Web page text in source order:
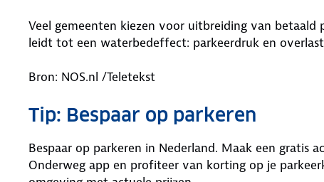
Veel gemeenten kiezen voor uitbreiding van
leidt tot een waterbedeffect: parkeerdruk en
Bron: NOS.nl /Teletekst
Tip: Bespaar op parkeren
Bespaar op parkeren in Nederland. Maak een gratis
Onderweg app en profiteer van korting op je